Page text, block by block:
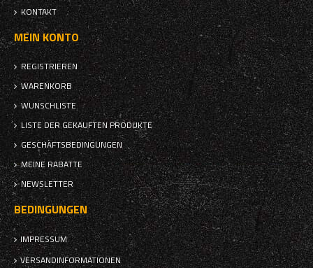
KONTAKT
MEIN KONTO
REGISTRIEREN
WARENKORB
WUNSCHLISTE
LISTE DER GEKAUFTEN PRODUKTE
GESCHÄFTSBEDINGUNGEN
MEINE RABATTE
NEWSLETTER
BEDINGUNGEN
IMPRESSUM
VERSANDINFORMATIONEN